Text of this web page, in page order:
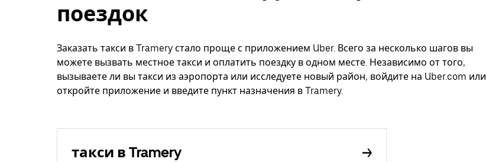
поездок
Заказать такси в Tramery стало проще с приложением Uber. Всего за несколько шагов вы
можете вызвать местное такси и оплатить поездку в одном месте. Независимо от того,
вызываете ли вы такси из аэропорта или исследуете новый район, войдите на Uber.com или
откройте приложение и введите пункт назначения в Tramery.
такси в Tramery